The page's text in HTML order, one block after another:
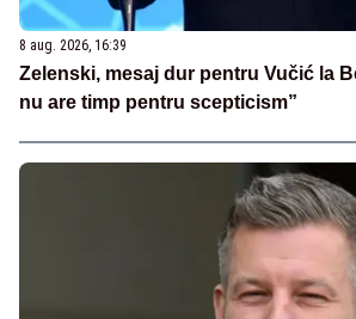
8 aug. 2026, 16:39
Zelenski, mesaj dur pentru Vučić la
nu are timp pentru scepticism”